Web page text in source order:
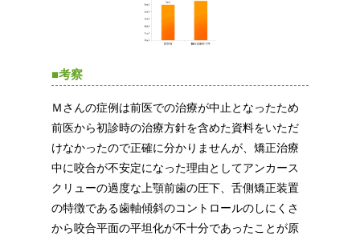
■考察
Ｍさんの症例は前医での治療が中止となったため
前医から初診時の治療方針を含めた資料をいただ
けなかったので正確に分かりませんが、矯正治療
中に咬合が不安定になった理由としてアンカース
クリューの過度な上顎前歯の圧下、舌側矯正装置
の特徴である歯軸傾斜のコントロールのしにくさ
から咬合平面の平坦化が不十分であったことが原